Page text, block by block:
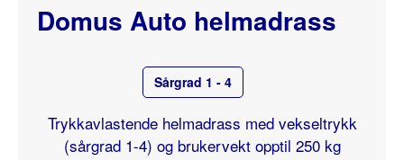
Domus Auto helmadrass
Sårgrad 1 - 4
Trykkavlastende helmadrass med vekseltrykk
(sårgrad 1-4) og brukervekt opptil 250 kg